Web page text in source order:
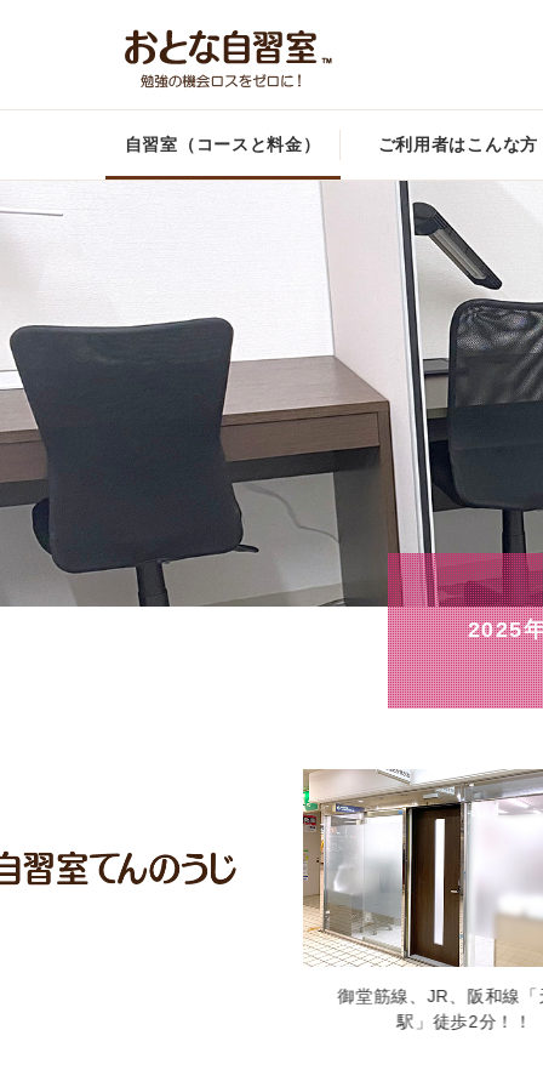
自習室（コースと料金） ご利用者はこんな方
2025
フリードリンクコー
憩にご利用下